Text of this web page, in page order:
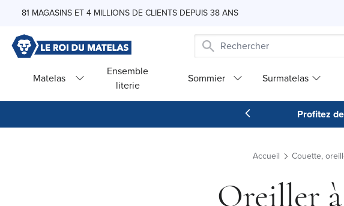
Skip to Content
81 MAGASINS ET 4 MILLIONS DE CLIENTS DEPUIS 38 ANS
Matelas
Ensemble
literie
Sommier Surmatelas
Profitez
Accueil Couette,
Oreiller